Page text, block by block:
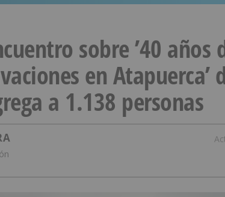
sobre ’40 años
en Atapuerca’
a 1.138 personas